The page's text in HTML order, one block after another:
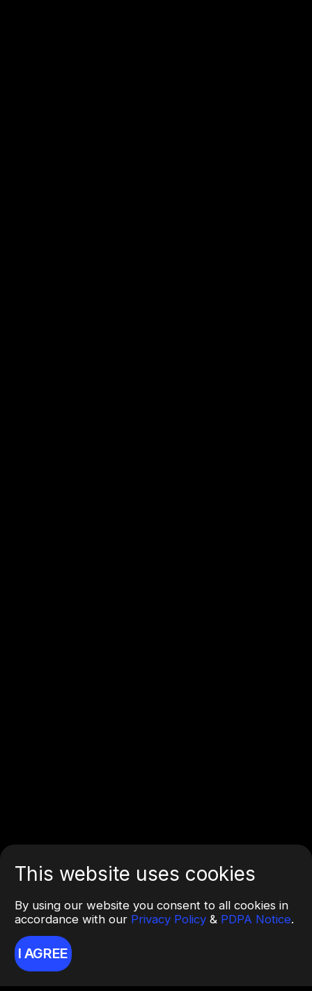
This website uses cookies
By using our website you consent to all cookies in
accordance with our Privacy Policy & PDPA Notice.
I AGREE